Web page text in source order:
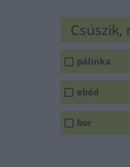
Csúszik,
pálinka
ebéd
bor